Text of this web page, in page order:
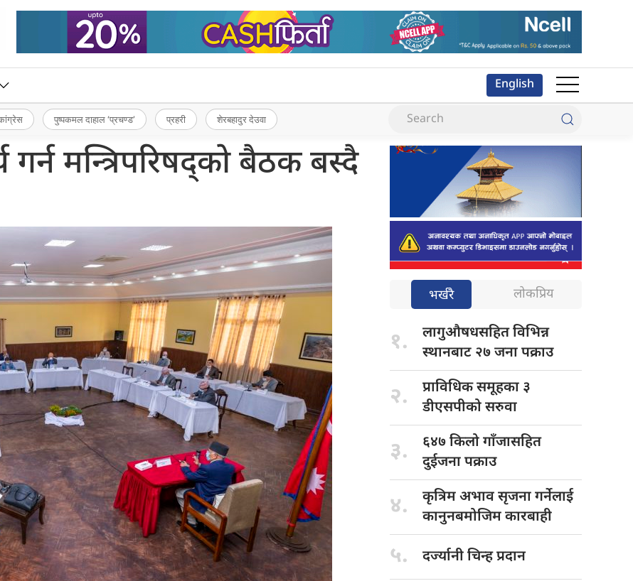
English
पुष्पकमल दाहाल ‘प्रचण्ड’ प्रहरी शेरबहादुर देउवा
गर्न मन्त्रिपरिषद्को बैठक बस्दै
भर्खरै लोकप्रिय
१.
लागुऔषधसहित विभिन्न
स्थानबाट २७ जना पक्राउ
२. प्राविधिक समूहका ३
डीएसपीको सरुवा
३. ६४७ किलोगाँजासहित
दुईजना पक्राउ
४. कृत्रिम अभावसृजना गर्नेलाई
कानुनबमोजिम कारबाही
५. दर्ज्यानी चिन्हप्रदान